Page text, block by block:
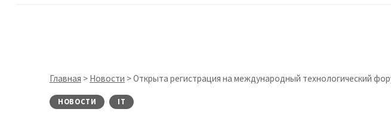
Главная > Новости >Открыта регистрация на международный технологический
НОВОСТИ IT